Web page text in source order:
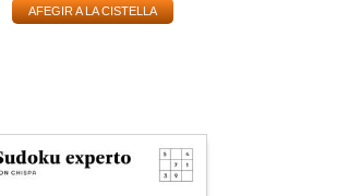
AFEGIR A LA CISTELLA